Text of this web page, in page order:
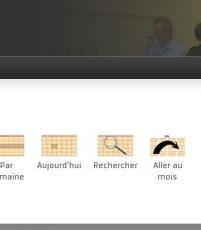
Par
Aujourd'hui Rechercher
Aller au
mois